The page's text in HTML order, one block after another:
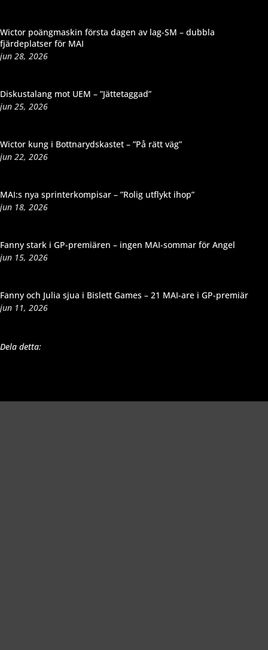
Wictor poängmaskin första dagen av lag-SM – dubbla
fjärdeplatser för MAI
jun 28, 2026
Diskustalang mot UEM – ”Jättetaggad”
jun 25, 2026
Wictor kung i Bottnarydskastet – ”På rätt väg”
jun 22, 2026
MAI:s nya sprinterkompisar – ”Rolig utflykt ihop”
jun 18, 2026
Fanny stark i GP-premiären – ingen MAI-sommar för Angel
jun 15, 2026
Fanny och Julia sjua i Bislett Games – 21 MAI-are i GP-premiär
jun 11, 2026
Dela detta: